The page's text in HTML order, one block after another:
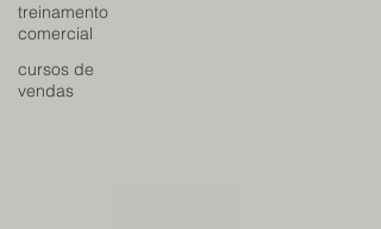
treinamento
comercial
cursos de
vendas